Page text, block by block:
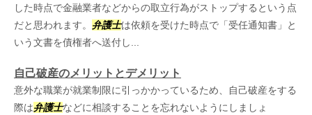
した時点で金融業者などからの取立行為がストップするという点
だと思われます。 弁護士は依頼を受けた時点で「受任通知書」と
いう文書を債権者へ送付し...
自己破産のメリットとデメリット
意外な職業が就業制限に引っかかっているため、自己破産をする
際は弁護士などに相談することを忘れないようにしましょ